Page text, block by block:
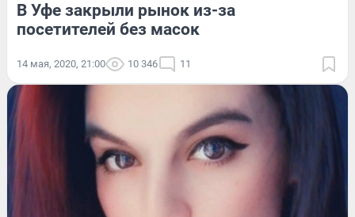
В Уфе закрыли рынок из-за
посетителей без масок
14 мая, 2020, 21:00 10 346 11